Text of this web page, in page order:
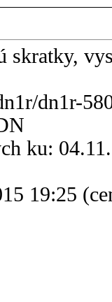
skratky,
dn1r-
ku:
19:25